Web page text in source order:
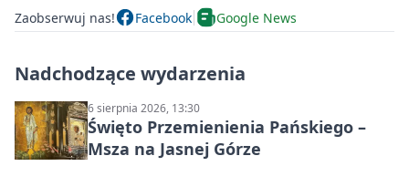
Zaobserwuj nas! Facebook Google News
Nadchodzące wydarzenia
6 sierpnia 2026, 13:30
Święto Przemienienia Pańskiego –
Msza na Jasnej Górze